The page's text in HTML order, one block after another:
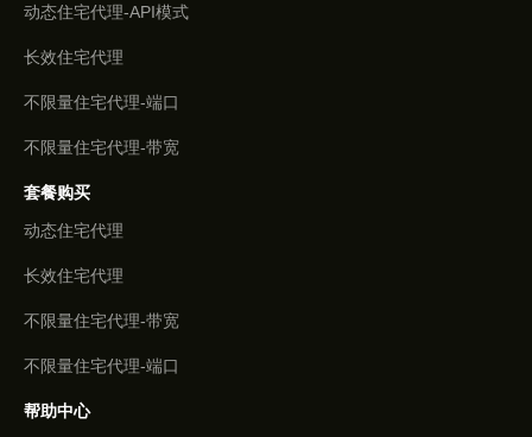
动态住宅代理-API模式
长效住宅代理
不限量住宅代理-端口
不限量住宅代理-带宽
套餐购买
动态住宅代理
长效住宅代理
不限量住宅代理-带宽
不限量住宅代理-端口
帮助中心